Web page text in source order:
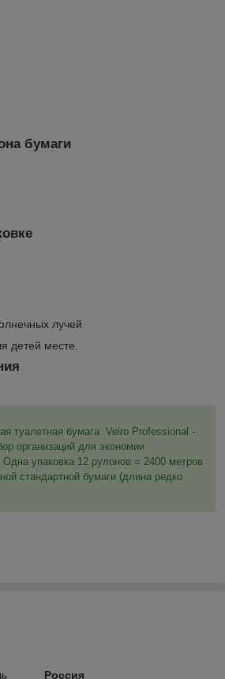
бумаги
лучей
детей месте.
туалетная бумага Veiro Professional -
организаций для экономии
упаковка 12 рулонов = 2400 метров
стандартной бумаги (длина редко
Россия